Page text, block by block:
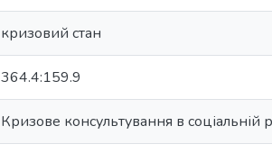
кризовий стан
364.4:159.9
Кризове консультування в соціальній